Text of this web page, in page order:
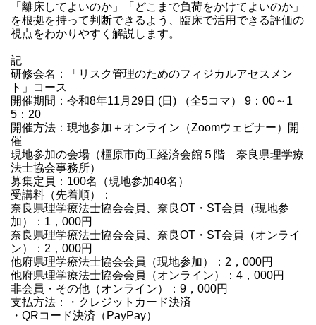
「離床してよいのか」「どこまで負荷をかけてよいのか」
を根拠を持って判断できるよう、臨床で活用できる評価の
視点をわかりやすく解説します。
記
研修会名：「リスク管理のためのフィジカルアセスメン
ト」コース
開催期間：令和8年11月29日 (日) （全5コマ） 9：00～1
5：20
開催方法：現地参加＋オンライン（Zoomウェビナー）開
催
現地参加の会場（橿原市商工経済会館５階 奈良県理学療
法士協会事務所）
募集定員：100名（現地参加40名）
受講料（先着順）：
奈良県理学療法士協会会員、奈良OT・ST会員（現地参
加）：1，000円
奈良県理学療法士協会会員、奈良OT・ST会員（オンライ
ン）：2，000円
他府県理学療法士協会会員（現地参加）：2，000円
他府県理学療法士協会会員（オンライン）：4，000円
非会員・その他（オンライン）：9，000円
支払方法：・クレジットカード決済
・QRコード決済（PayPay）